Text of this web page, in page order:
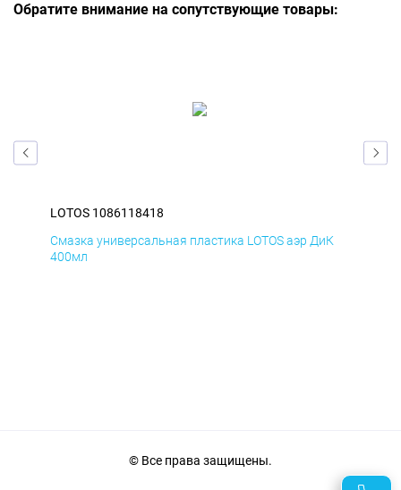
Обратите внимание на сопутствующие товары:
LOTOS 1086118418
Смазка универсальная пластика LOTOS аэр ДиК
400мл
© Все права защищены.